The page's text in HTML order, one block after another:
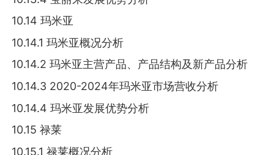
10.14 玛米亚
10.14.1 玛米亚概况分析
10.14.2 玛米亚主营产品、产品结构及新产品分析
10.14.3 2020-2024年玛米亚市场营收分析
10.14.4 玛米亚发展优势分析
10.15 禄莱
10.15.1 禄莱概况分析